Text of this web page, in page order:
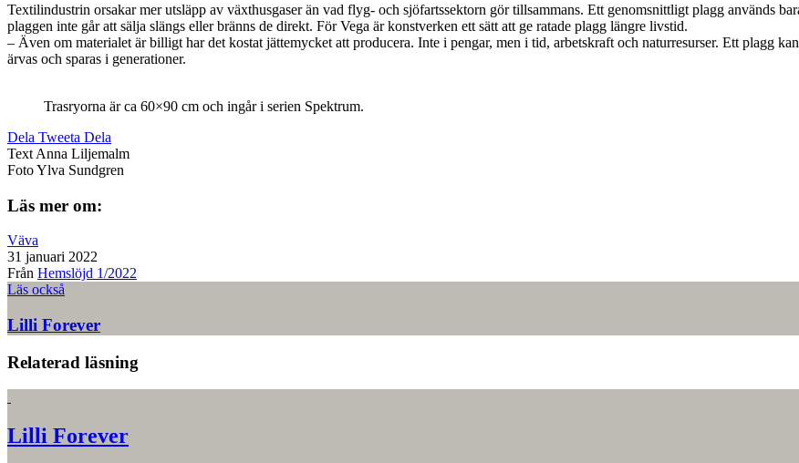
Textilindustrin orsakar mer utsläpp av växthusgaser än vad flyg- och sjöfartssektorn gör tillsammans. Ett genomsnittligt plagg används
plaggen inte går att sälja slängs eller bränns de direkt. För Vega är konstverken ett sätt att ge ratade plagg längre livstid.
– Även om materialet är billigt har det kostat jättemycket att producera. Inte i pengar, men i tid, arbetskraft och naturresurser. Ett plagg
ärvas och sparas i generationer.­
Trasryorna är ca 60×90 cm och ingår i serien Spektrum.
Dela Tweeta Dela
Text Anna Liljemalm
FotoYlva Sundgren
Läs mer om:
Väva
31 januari 2022
Från Hemslöjd 1/2022
Läs också
Lilli Forever
Relaterad läsning
Lilli Forever